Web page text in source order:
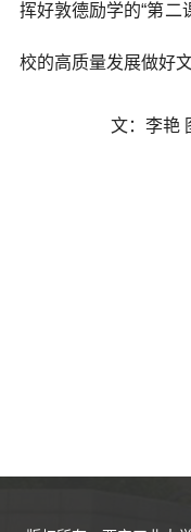
挥好敦德励学的“第二
校的高质量发展做好
文：李艳